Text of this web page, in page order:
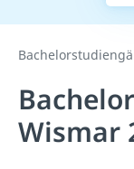
Wismar